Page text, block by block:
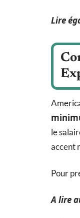
Lire
le
accent
Pour
A lire